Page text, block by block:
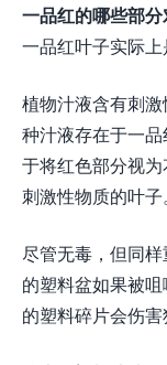
一品红的哪些部分
一品红叶子实际上
植物汁液含有刺
种汁液存在于一
于将红色部分视
刺激性物质的叶子。
尽管无毒，但同
的塑料盆如果被
的塑料碎片会伤害